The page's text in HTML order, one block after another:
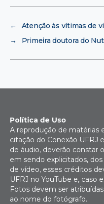
←
Atenção às vítimas de
→
Primeira doutora do
Política de Uso
A reprodução de matérias
citação do Conexão UFRJ
de áudio, deverão constar
em sendo explicitados,
de vídeo, esses créditos
UFRJ no YouTube e, caso
Fotos devem ser
ao nome do fotógrafo.